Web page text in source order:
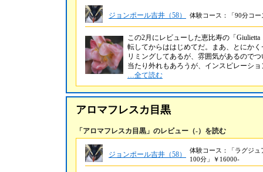
ジョンポール吉井（58） 体験コース：「90分コ
この2月にレビューした恵比寿の「
転してからははじめてだ。まあ、とにか
リミングしてあるが、雰囲気があるので
当たり外れもあろうが、インスピレーシ
…全て読む
アロマフレスカ目黒
「アロマフレスカ目黒」のレビュー（-）を読む
ジョンポール吉井（58）
体験コース：「ラグジ
100分」￥16000-